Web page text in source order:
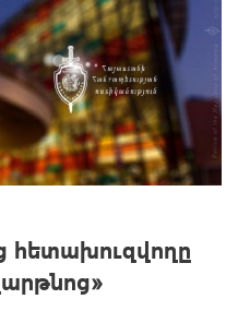
հետախուզվողը